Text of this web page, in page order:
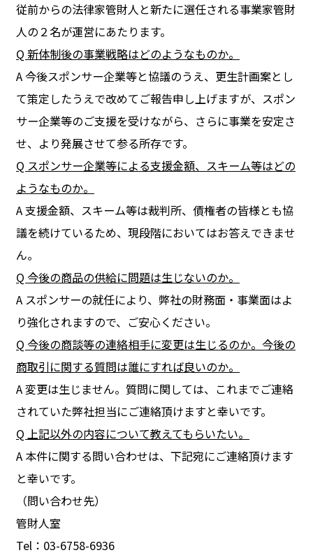
従前からの法律家管財人と新たに選任される事業家管財
人の２名が運営にあたります。
Q 新体制後の事業戦略はどのようなものか。
A 今後スポンサー企業等と協議のうえ、更生計画案とし
て策定したうえで改めてご報告申し上げますが、スポン
サー企業等のご支援を受けながら、さらに事業を安定さ
せ、より発展させて参る所存です。
Q スポンサー企業等による支援金額、スキーム等はどの
ようなものか。
A 支援金額、スキーム等は裁判所、債権者の皆様とも協
議を続けているため、現段階においてはお答えできませ
ん。
Q 今後の商品の供給に問題は生じないのか。
A スポンサーの就任により、弊社の財務面・事業面はよ
り強化されますので、ご安心ください。
Q 今後の商談等の連絡相手に変更は生じるのか。今後の
商取引に関する質問は誰にすれば良いのか。
A 変更は生じません。質問に関しては、これまでご連絡
されていた弊社担当にご連絡頂けますと幸いです。
Q 上記以外の内容について教えてもらいたい。
A 本件に関する問い合わせは、下記宛にご連絡頂けます
と幸いです。
（問い合わせ先）
管財人室
Tel：03-6758-6936